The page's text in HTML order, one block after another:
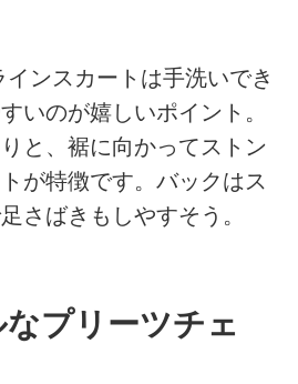
ンスカートは手洗いでき
いのが嬉しいポイント。
と、裾に向かってストン
が特徴です。バックはス
さばきもしやすそう。
プリーツチェ